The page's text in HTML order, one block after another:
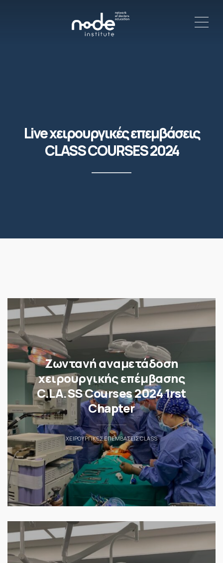
Live χειρουργικές επεμβάσεις
CLASS COURSES 2024
Ζωντανή αναμετάδοση
χειρουργικής επέμβασης
C.LA.SS Courses 2024 1rst
Chapter
ΧΕΙΡΟΥΡΓΙΚΈΣ ΕΠΕΜΒΆΣΕΙΣ CLASS